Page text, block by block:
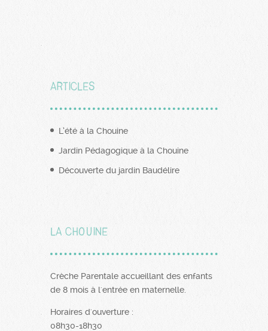
Articles
L’été à la Chouine
Jardin Pédagogique à la Chouine
Découverte du jardin Baudélire
La Chouine
Crèche Parentale accueillant des enfants
de 8 mois à l'entrée en maternelle.
Horaires d'ouverture :
08h30-18h30